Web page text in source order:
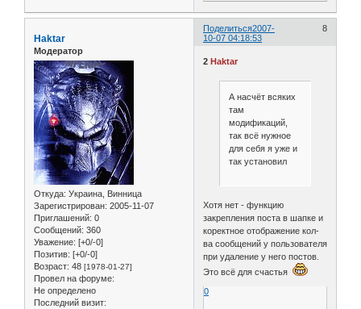
Поделиться 8
2007-
10-07 04:18:53
Haktar
Модератор
Откуда: Украина, Винница
Зарегистрирован: 2005-11-07
Приглашений: 0
Сообщений: 360
Уважение: [+0/-0]
Позитив: [+0/-0]
Возраст: 48 [1978-01-27]
Провел на форуме:
Не определено
Последний визит:
2 Haktar
А насчёт всяких
там
модификаций,
так всё нужное
для себя я уже и
так установил
Хотя нет - функцию
закрепления поста в шапке и
коректное отображение кол-
ва сообщений у пользователя
при удаление у него постов.
Это всё для счастья
0